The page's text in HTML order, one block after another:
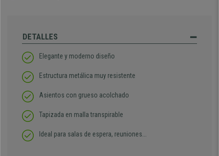
DETALLES
Elegante y moderno diseño
Estructura metálica muy resistente
Asientos con grueso acolchado
Tapizada en malla transpirable
Ideal para salas de espera, reuniones...